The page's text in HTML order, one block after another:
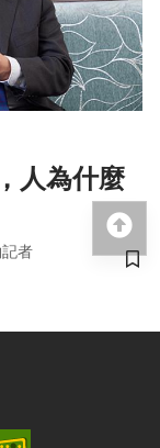
人為什麼
者
儲
回